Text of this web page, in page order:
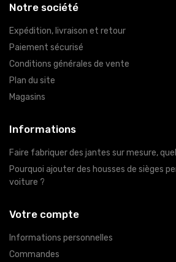
Notre société
Expédition, livraison et retour
Paiement sécurisé
Conditions générales de vente
Plan du site
Magasins
Informations
Faire fabriquer des jantes sur mesure,
Pourquoi ajouter des housses de sièges
voiture ?
Votre compte
Informations personnelles
Commandes